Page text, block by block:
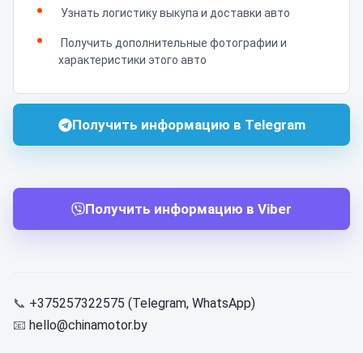
Узнать логистику выкупа и доставки авто
Получить дополнительные фотографии и
характеристики этого авто
Получить информацию в Telegram
Получить информацию в Viber
📞 +375257322575 (Telegram, WhatsApp)
📧 hello@chinamotor.by